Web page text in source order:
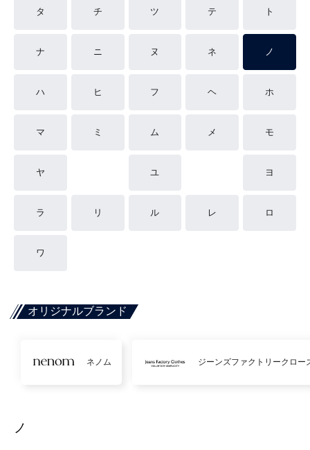
タ チ ツ テ ト
ナ ニ ヌ ネ ノ
ハ ヒ フ ヘ ホ
マ ミ ム メ モ
ヤ ユ ヨ
ラ リ ル レ ロ
ワ
オリジナルブランド
ネノム ジーンズファクトリークロー
ノ